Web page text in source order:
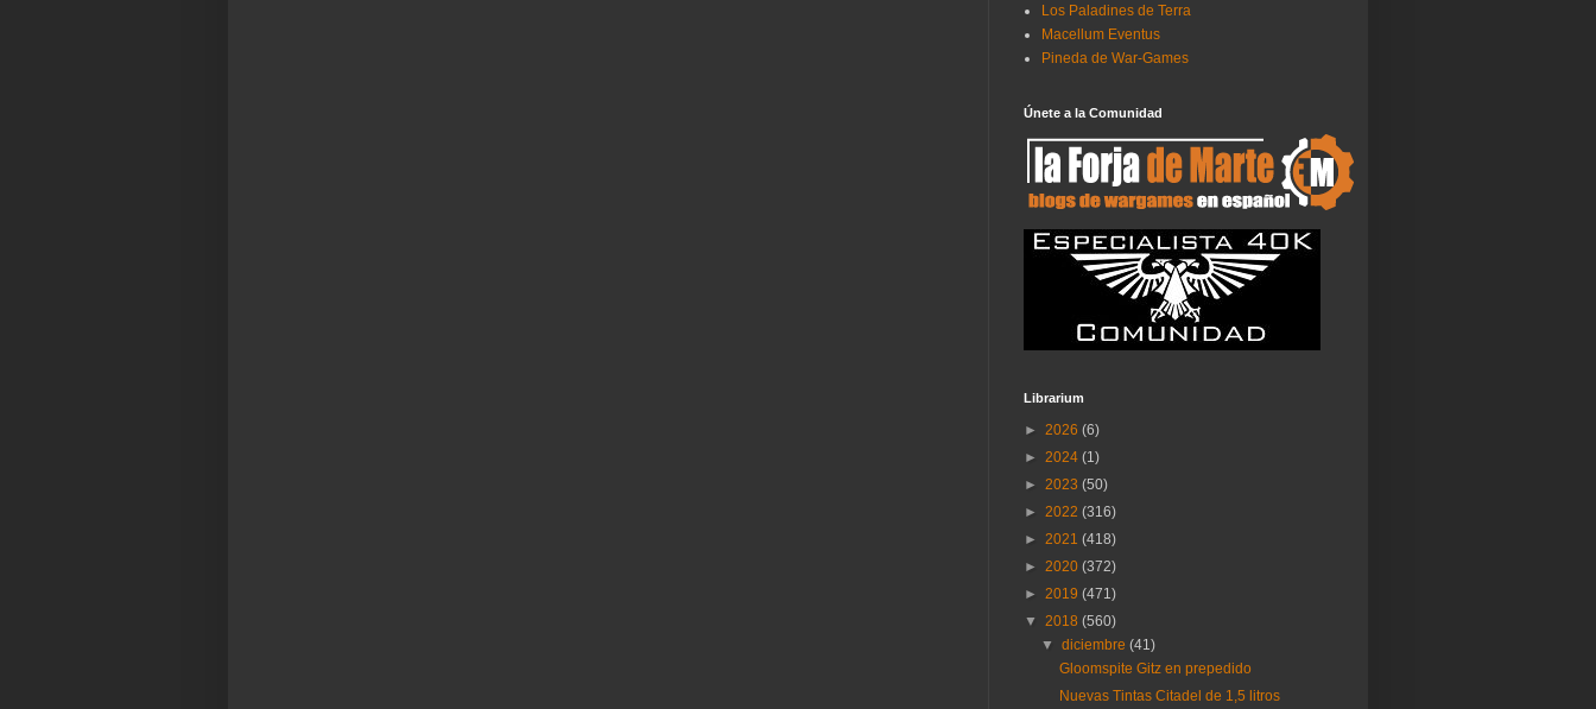
Los Paladines de Terra
Macellum Eventus
Pineda de War-Games
Únete a la Comunidad
Librarium
► 2026 (6)
► 2024 (1)
► 2023 (50)
► 2022 (316)
► 2021 (418)
► 2020 (372)
► 2019 (471)
▼ 2018 (560)
▼diciembre(41)
Gloomspite Gitz en prepedido
Nuevas Tintas Citadel de 1,5 litros